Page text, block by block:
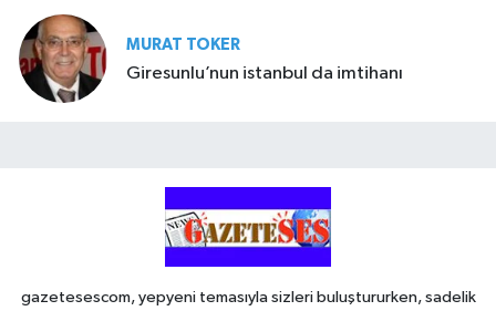
MURAT TOKER
Giresunlu’nun istanbul da imtihanı
gazetesescom, yepyeni temasıyla sizleri buluştururken, sadelik